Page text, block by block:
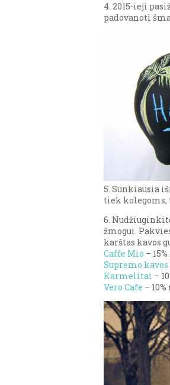
4. 2015-ieji
padovanoti
5. Sunkiausia
tiek kolegoms,
6.
žmogui.
karštas kavos
Caffe Mio –
Supremo
Karmelitai –
Vero Cafe –